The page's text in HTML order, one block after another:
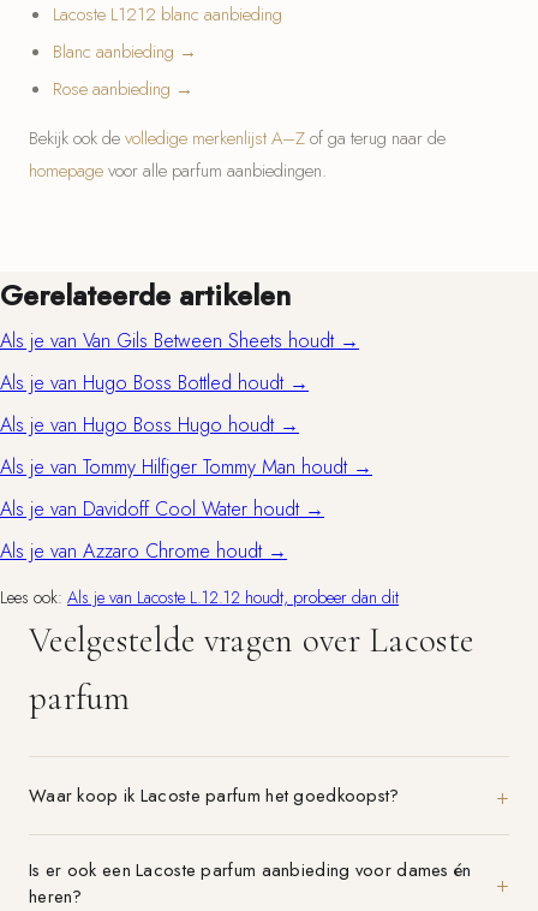
Lacoste L1212 blanc aanbieding
Blanc aanbieding →
Rose aanbieding →
Bekijk ook devolledige merkenlijst A–Zof ga terug naar de
homepagevoor alle parfum aanbiedingen.
Gerelateerde artikelen
Als je van Van Gils Between Sheets houdt →
Als je van Hugo Boss Bottled houdt →
Als je van Hugo Boss Hugo houdt →
Als je van Tommy Hilfiger Tommy Man houdt →
Als je van Davidoff Cool Water houdt →
Als je van Azzaro Chrome houdt →
Lees ook: Als je van Lacoste L.12.12 houdt, probeer dan dit
Veelgestelde vragen over Lacoste
parfum
Waar koop ik Lacoste parfum het goedkoopst?
Is er ook een Lacoste parfum aanbieding voor dames én
heren?